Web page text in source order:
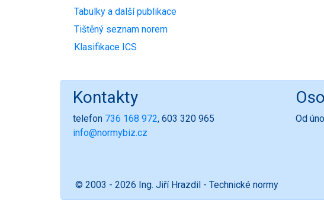
Tabulky a další publikace
Tištěný seznam norem
Klasifikace ICS
Kontakty
telefon 736 168 972, 603 320 965
info@normybiz.cz
Od
© 2003 - 2026 Ing. Jiří Hrazdil - Technické normy